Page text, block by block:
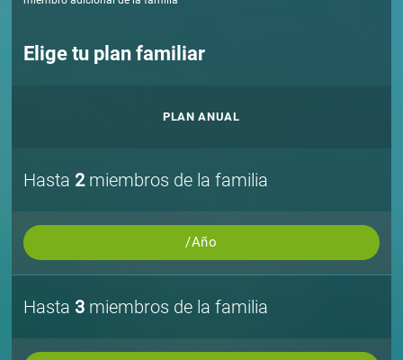
Elige tu plan familiar
PLAN ANUAL
Hasta 2miembros de la familia
/Año
Hasta 3 miembros de la familia